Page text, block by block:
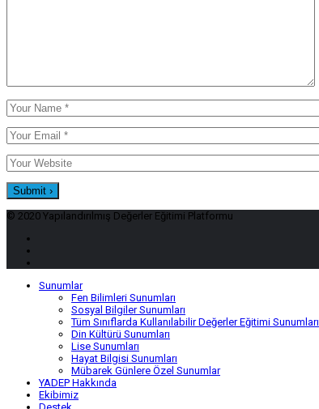
© 2020 Yapılandırılmış Değerler Eğitimi Platformu
Sunumlar
Fen Bilimleri Sunumları
Sosyal Bilgiler Sunumları
Tüm Sınıflarda Kullanılabilir Değerler Eğitimi Sunumları
Din Kültürü Sunumları
Lise Sunumları
Hayat Bilgisi Sunumları
Mübarek Günlere Özel Sunumlar
YADEP Hakkında
Ekibimiz